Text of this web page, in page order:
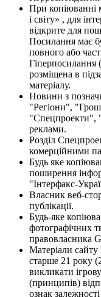
При копіюванні
і світу» , для
відкрите для
Посилання має
повного або
Гіперпосилання
розміщена в
матеріалу.
Новини з
"Регіони",
"Спецпроекти",
реклами.
Розділ
комерційними
Будь яке
поширення
"Інтерфакс-
Власник веб-
публікації.
Будь-яке
фотографічних
правовласника
Матеріали сайту
старше 21 року
викликати
(принципів)
ознак